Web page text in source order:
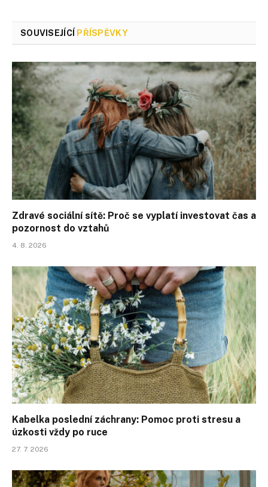
SOUVISEJÍCÍ PŘÍSPĚVKY
Zdravé sociální sítě: Proč se vyplatí investovat čas a
pozornost do vztahů
4. 8. 2026
Kabelka poslední záchrany: Pomoc proti stresu a
úzkosti vždy po ruce
27. 7. 2026